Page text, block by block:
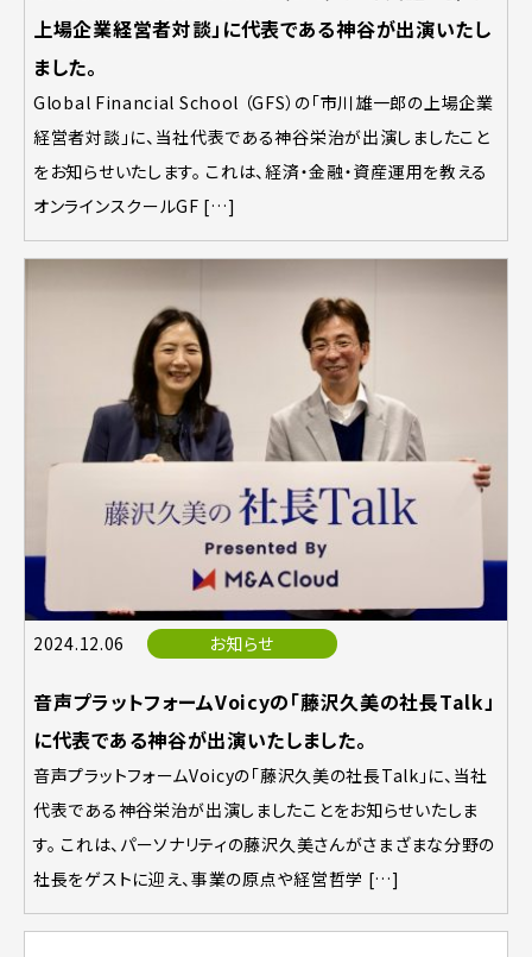
上場企業経営者対談」に代表である神谷が出演いたし
ました。
Global Financial School （GFS）の「市川雄一郎の上場企業
経営者対談」に、当社代表である神谷栄治が出演しましたこと
をお知らせいたします。 これは、経済・金融・資産運用を教える
オンラインスクールGF […]
2024.12.06 お知らせ
音声プラットフォームVoicyの「藤沢久美の社長Talk」
に代表である神谷が出演いたしました。
音声プラットフォームVoicyの「藤沢久美の社長Talk」に、当社
代表である神谷栄治が出演しましたことをお知らせいたしま
す。 これは、パーソナリティの藤沢久美さんがさまざまな分野の
社長をゲストに迎え、事業の原点や経営哲学 […]